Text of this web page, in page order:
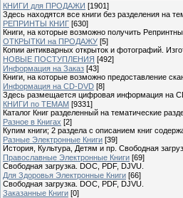
КНИГИ для ПРОДАЖИ [1901]
Здесь находятся все книги без разделения на
РЕПРИНТЫ КНИГ [630]
Книги, на которые возможно получить
ОТКРЫТКИ на ПРОДАЖУ [5]
Копии антикварных открыток и фотографий.
НОВЫЕ ПОСТУПЛЕНИЯ [492]
Информация на Заказ [43]
Книги, на которые возможно предоставление
Информация на CD-DVD [8]
Здесь размещается цифровая информация на
КНИГИ по ТЕМАМ [9331]
Каталог Книг разделенный на тематические
Разное в Книгах [2]
Купим книги; 2 раздела с описанием книг
Разные Электронные Книги [39]
История, Культура, Детям и пр. Свободная
Православные Электронные Книги [69]
Свободная загрузка. DOC, PDF, DJVU.
Для Здоровья Электронные Книги [66]
Свободная загрузка. DOC, PDF, DJVU.
Заказанные Книги [0]